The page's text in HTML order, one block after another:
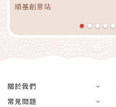
順基創意站
關於我們
常見問題